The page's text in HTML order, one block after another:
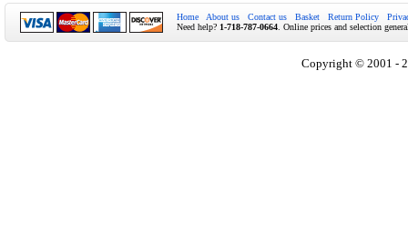
Home About us Contact us Basket Return Policy
Need help? 1-718-787-0664 . Online prices and selection
Copyright © 2001 -